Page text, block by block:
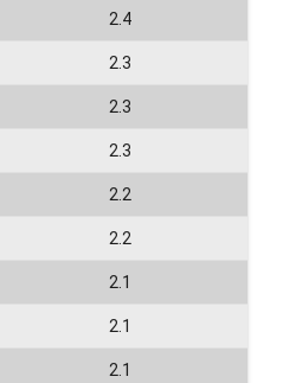
2.4
2.3
2.3
2.3
2.2
2.2
2.1
2.1
2.1